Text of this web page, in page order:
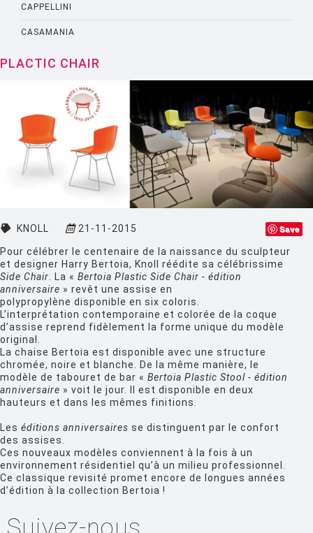
CAPPELLINI
CASAMANIA
CASSINA
CATTELANI AND SMITH
CINNA
CLASSICON
CRASSEVIG
DESIGN HOUSE STOCKHOLM
DRIADE
EGO PARIS
EMU
ESTABLISHED AND SONS
ETHNICRAFT
FERMOB
FLOS
PLACTIC CHAIR
KNOLL 21-11-2015 Save
Pour célébrer le centenaire de la naissance du sculpteur
et designer Harry Bertoia, Knoll réédite sa célébrissime
Side Chair . La « Bertoia Plastic Side Chair - édition
anniversaire » revêt une assise en
polypropylène disponible en six coloris.
L’interprétation contemporaine et colorée de la coque
d’assise reprend fidèlement la forme unique du modèle
original.
La chaise Bertoia est disponible avec une structure
chromée, noire et blanche.
De la même manière, le
modèle de tabouret de bar « Bertoia Plastic Stool - édition
anniversaire » voit le jour. Il est disponible en deux
hauteurs et dans les mêmes finitions.
Les éditions anniversaires se distinguent par le confort
des assises.
Ces nouveaux modèles conviennent à la fois à un
environnement résidentiel qu’à un milieu professionnel.
Ce classique revisité promet encore de longues années
d’édition à la collection Bertoia !